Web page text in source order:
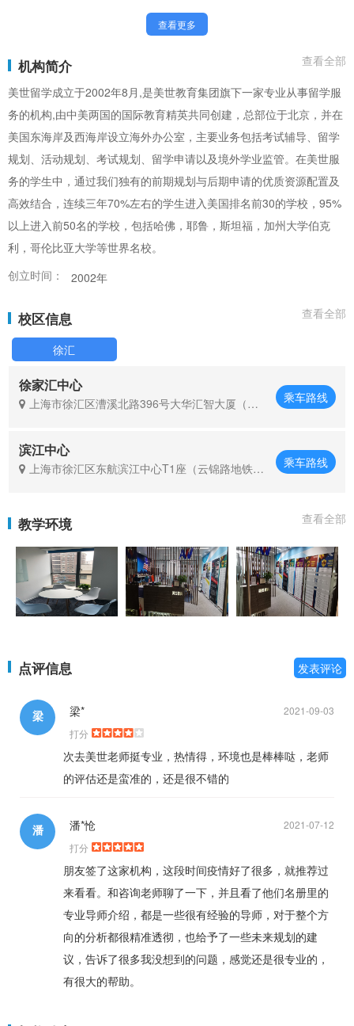
查看更多
机构简介
查看全部
美世留学成立于2002年8月,是美世教育集团旗下一家专业从事留学服
务的机构,由中美两国的国际教育精英共同创建，总部位于北京，并在
美国东海岸及西海岸设立海外办公室，主要业务包括考试辅导、留学
规划、活动规划、考试规划、留学申请以及境外学业监管。在美世服
务的学生中，通过我们独有的前期规划与后期申请的优质资源配置及
高效结合，连续三年70%左右的学生进入美国排名前30的学校，95%
以上进入前50名的学校，包括哈佛，耶鲁，斯坦福，加州大学伯克
利，哥伦比亚大学等世界名校。
创立时间：
2002年
校区信息 查看全部
徐汇
徐家汇中心
上海市徐汇区漕溪北路396号大华汇智大厦（徐
乘车路线
滨江中心
上海市徐汇区东航滨江中心T1座（云锦路地铁站
乘车路线
教学环境 查看全部
点评信息 发表评论
梁 2021-09-03
梁*
打分
次去美世老师挺专业，热情得，环境也是棒棒哒，老师
的评估还是蛮准的，还是很不错的
潘 2021-07-12
潘*怆
打分
朋友签了这家机构，这段时间疫情好了很多，就推荐过
来看看。和咨询老师聊了一下，并且看了他们名册里的
专业导师介绍，都是一些很有经验的导师，对于整个方
向的分析都很精准透彻，也给予了一些未来规划的建
议，告诉了很多我没想到的问题，感觉还是很专业的，
有很大的帮助。